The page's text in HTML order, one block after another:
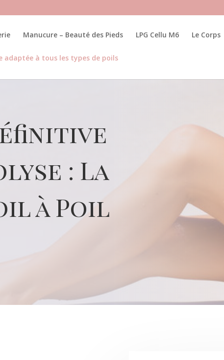
Manucure – Beauté des Pieds LPG Cellu M6 Le Corps
adaptée à tous les types de poils
: La
à Poil